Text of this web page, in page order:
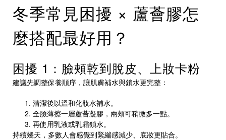
冬季常見困擾 × 蘆薈膠怎
麼搭配最好用？
困擾 1：臉頰乾到脫皮、上妝卡粉
建議先調整保養順序，讓肌膚補水與鎖水更完整：
清潔後以溫和化妝水補水。
全臉薄擦一層蘆薈凝膠，兩頰可稍微多一點。
再使用乳液或乳霜鎖水。
持續幾天，多數人會感覺到緊繃感減少、底妝更貼合。